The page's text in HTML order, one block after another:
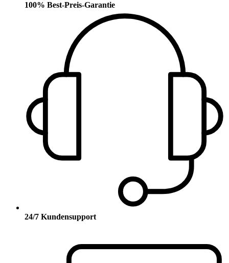
100% Best-Preis-Garantie
24/7 Kundensupport